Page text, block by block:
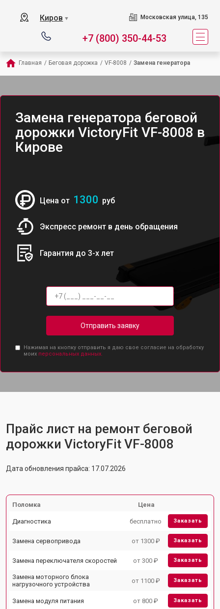
Киров ▼ Московская улица, 135
+7 (800) 350-44-53
Главная / Беговая дорожка / VF-8008 / Замена генератора
Замена генератора беговой
дорожки VictoryFit VF-8008 в
Кирове
Цена от 1300 руб
Экспресс ремонт в день обращения
Гарантия до 3-х лет
Отправить заявку
Нажимая на кнопку отправить я даю свое согласие на обработку
моих персональных данных.
Прайс лист на ремонт беговой
дорожки VictoryFit VF-8008
Дата обновления прайса: 17.07.2026
Поломка Цена
Диагностика бесплатно Заказать
Замена сервопривода от 1300 ₽ Заказать
Замена переключателя скоростей от 300 ₽ Заказать
Замена моторного блока
нагрузочного устройства
от 1100 ₽ Заказать
Замена модуля питания от 800 ₽ Заказать